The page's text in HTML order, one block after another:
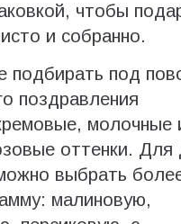
чтобы
и собранно.
подбирать под
поздравления
молочные
оттенки. Для
выбрать
малиновую,